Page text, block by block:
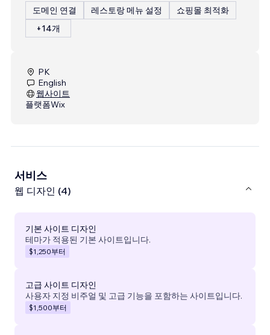
도메인 연결 레스토랑 메뉴 설정
쇼핑몰 최적화
+14개
PK
English
웹사이트
플랫폼Wix
서비스
웹 디자인 (4)
기본 사이트 디자인
테마가 적용된 기본 사이트입니다.
$1,250부터
고급 사이트 디자인
사용자 지정 비주얼 및 고급 기능을 포함하는 사이트입니다.
$1,500부터